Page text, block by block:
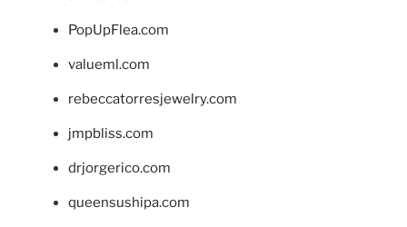
PopUpFlea.com
valueml.com
rebeccatorresjewelry.com
jmpbliss.com
drjorgerico.com
queensushipa.com